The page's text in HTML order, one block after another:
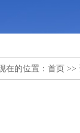
在的位置： 首页 >>